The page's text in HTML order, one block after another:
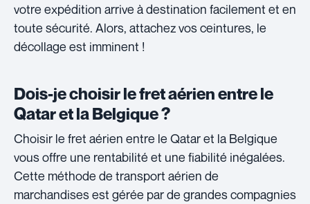
votre expédition arrive à destination facilement et en
toute sécurité. Alors, attachez vos ceintures, le
décollage est imminent !
Dois-je choisir le fret aérien entre le
Qatar et la Belgique ?
Choisir le fret aérien entre le Qatar et la Belgique
vous offre une rentabilité et une fiabilité inégalées.
Cette méthode de transport aérien de
marchandises est gérée par de grandes compagnies